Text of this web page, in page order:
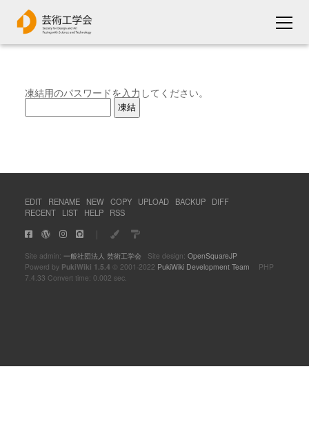
凍結用のパスワードを入力してください。
EDIT RENAME NEW COPY UPLOAD BACKUP
DIFF
RECENT
LIST HELP RSS
｜
Site admin: 一般社団法人 芸術工学会Site design: OpenSquareJP
Powerd by PukiWiki 1.5.4 © 2001-2022 PukiWiki Development Team PHP
7.4.33 Convert time: 0.002 sec.